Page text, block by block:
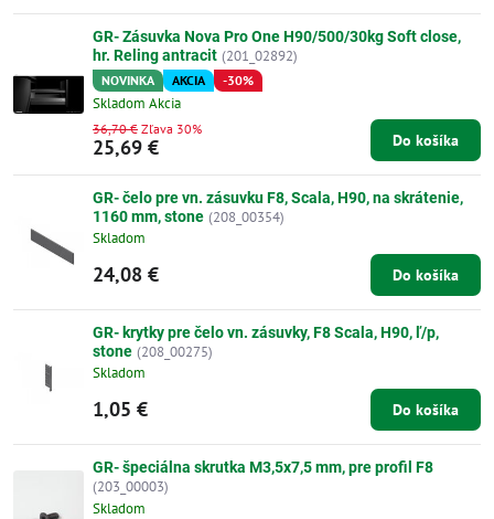
GR- Zásuvka Nova Pro One H90/500/30kg Soft close,
hr. Reling antracit (201_02892)
NOVINKA AKCIA -30%
Skladom Akcia
25,69 €
36,70 € Zľava 30%
Do košíka
GR- čelo pre vn. zásuvku F8, Scala, H90, na skrátenie,
1160 mm, stone (208_00354)
Skladom
24,08 € Do košíka
GR- krytky pre čelo vn. zásuvky, F8 Scala, H90, ľ/p,
stone (208_00275)
Skladom
1,05 € Do košíka
GR- špeciálna skrutka M3,5x7,5 mm, pre profil F8
(203_00003)
Skladom